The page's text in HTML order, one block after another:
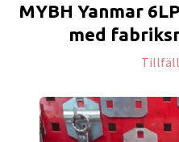
MYBH Yanmar
med